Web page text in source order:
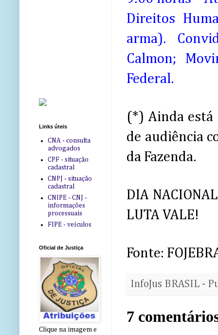
Direitos
arma).
Calmon;
Federal.
(*) Ainda está
de audiência
da Fazenda.
DIA
LUTA VALE!
Fonte:
InfoJus BRASIL -
7
Links úteis
CNA - consulta
advogados
CPF - situação
cadastral
CNPJ - situação
cadastral
CNIPE - CNJ -
informações
processuais
FIPE - veículos
Oficial de Justiça
Clique na imagem e